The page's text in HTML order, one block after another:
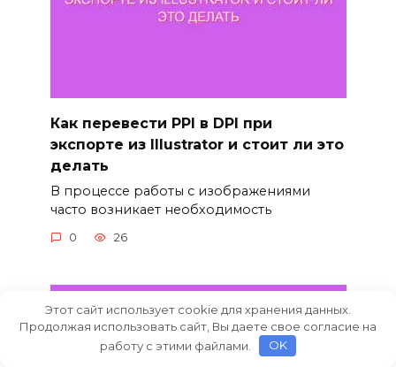
Как перевести PPI в DPI при
экспорте из Illustrator и стоит ли это
делать
В процессе работы с изображениями
часто возникает необходимость
0 26
Этот сайт использует cookie для хранения данных.
Продолжая использовать сайт, Вы даете свое согласие на
работу с этими файлами.
OK